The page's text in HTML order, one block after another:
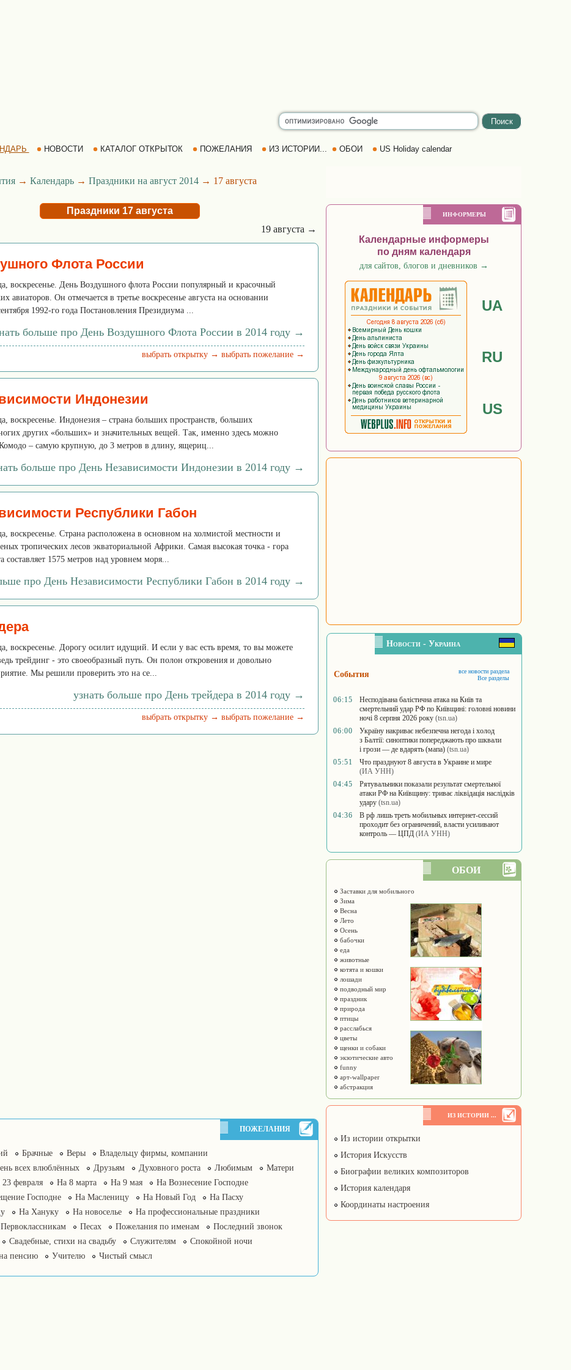
НОВОСТИ КАТАЛОГ ОТКРЫТОК ПОЖЕЛАНИЯ ИЗ ИСТОРИИ... ОБОИ US Holiday calendar
→ Календарь → Праздники на август 2014 → 17 августа
Праздники 17 августа
19 августа →
Флота России
воскресенье. День Воздушного флота России популярный и красочный
авиаторов. Он отмечается в третье воскресенье августа на основании
1992-го года Постановления Президиума ...
больше про День Воздушного Флота России в 2014 году →
выбрать открытку → выбрать пожелание →
Индонезии
воскресенье. Индонезия – страна больших пространств, больших
других «больших» и значительных вещей. Так, именно здесь можно
Комодо – самую крупную, до 3 метров в длину, ящериц...
больше про День Независимости Индонезии в 2014 году →
Республики Габон
воскресенье. Страна расположена в основном на холмистой местности и
тропических лесов экваториальной Африки. Самая высокая точка - гора
составляет 1575 метров над уровнем моря...
про День Независимости Республики Габон в 2014 году →
воскресенье. Дорогу осилит идущий. И если у вас есть время, то вы можете
трейдинг - это своеобразный путь. Он полон откровения и довольно
Мы решили проверить это на се...
узнать больше про День трейдера в 2014 году →
выбрать открытку → выбрать пожелание →
ПОЖЕЛАНИЯ
Брачные Веры
Владельцу фирмы, компании
всех влюблённых Друзьям Духовного роста Любимым
Матери
февраля На 8 марта На 9 мая
На Вознесение Господне
Господне На Масленицу На Новый Год
На Пасху
На Хануку На новоселье
На профессиональные праздники
Первоклассникам Песах Пожелания по именам
Последний звонок
Свадебные, стихи на свадьбу Служителям
Спокойной ночи
пенсию Учителю Чистый смысл
ИНФОРМЕРЫ
Календарные информеры
по дням календаря
для сайтов, блогов и дневников →
UA
RU
US
Новости - Украина
События
все новости раздела
Все разделы
06:15
Несподівана балістична атака на Київ та
смертельний удар РФ по Київщині: головні новини
ночі 8 серпня 2026 року (tsn.ua)
06:00
Україну накриває небезпечна негода і холод
з Балтії: синоптики попереджають про шквали
і грози — де вдарять (мапа) (tsn.ua)
05:51
Что празднуют 8 августа в Украине и мире
(ИА УНН)
04:45
Рятувальники показали результат смертельної
атаки РФ на Київщину: триває ліквідація наслідків
удару (tsn.ua)
04:36
В рф лишь треть мобильных интернет-сессий
проходит без ограничений, власти усиливают
контроль — ЦПД (ИА УНН)
ОБОИ
Заставки для мобильного
Зима
Весна
Лето
Осень
бабочки
еда
животные
котята и кошки
лошади
подводный мир
праздник
природа
птицы
расслабься
цветы
щенки и собаки
экзотические авто
funny
арт-wallpaper
абстракция
ИЗ ИСТОРИИ ...
Из истории открытки
История Искусств
Биографии великих композиторов
История календаря
Координаты настроения